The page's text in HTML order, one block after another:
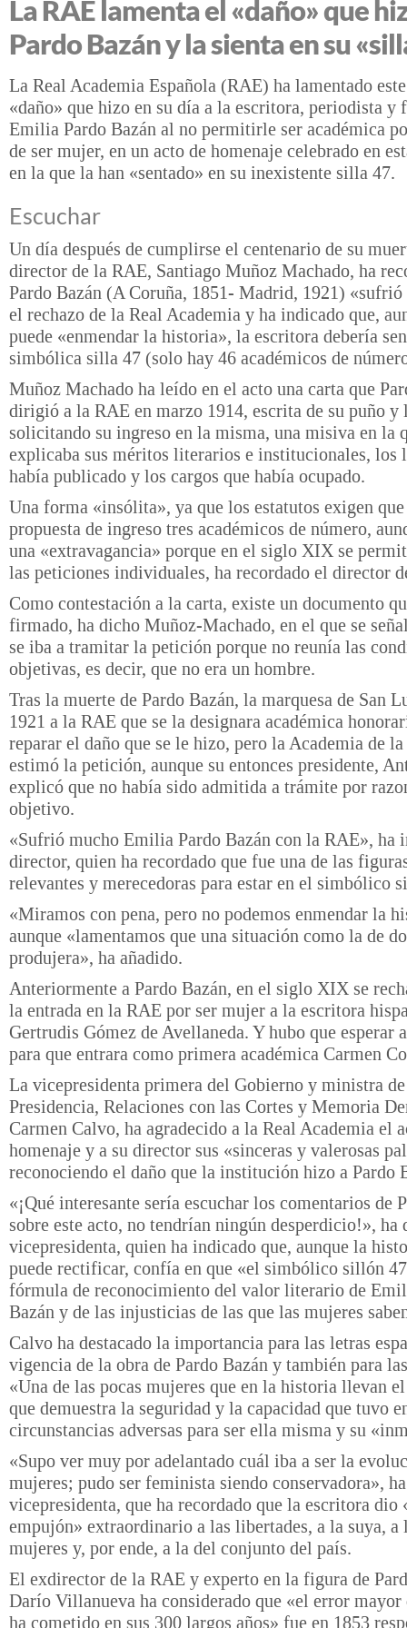
La RAE lamenta el «daño» que
Pardo Bazán y la sienta en su
La Real Academia Española (RAE) ha lamentado
«daño» que hizo en su día a la escritora, periodista y
Emilia Pardo Bazán al no permitirle ser académica
de ser mujer, en un acto de homenaje celebrado en
en la que la han «sentado» en su inexistente silla 47.
Escuchar
Un día después de cumplirse el centenario de su
director de la RAE, Santiago Muñoz Machado, ha
Pardo Bazán (A Coruña, 1851- Madrid, 1921)
el rechazo de la Real Academia y ha indicado que,
puede «enmendar la historia», la escritora debería
simbólica silla 47 (solo hay 46 académicos de
Muñoz Machado ha leído en el acto una carta que
dirigió a la RAE en marzo 1914, escrita de su puño y
solicitando su ingreso en la misma, una misiva en la
explicaba sus méritos literarios e institucionales, los
había publicado y los cargos que había ocupado.
Una forma «insólita», ya que los estatutos exigen
propuesta de ingreso tres académicos de número,
una «extravagancia» porque en el siglo XIX se
las peticiones individuales, ha recordado el director
Como contestación a la carta, existe un documento
firmado, ha dicho Muñoz-Machado, en el que se
se iba a tramitar la petición porque no reunía las
objetivas, es decir, que no era un hombre.
Tras la muerte de Pardo Bazán, la marquesa de San
1921 a la RAE que se la designara académica
reparar el daño que se le hizo, pero la Academia de
estimó la petición, aunque su entonces presidente,
explicó que no había sido admitida a trámite por
objetivo.
«Sufrió mucho Emilia Pardo Bazán con la RAE», ha
director, quien ha recordado que fue una de las
relevantes y merecedoras para estar en el simbólico
«Miramos con pena, pero no podemos enmendar la
aunque «lamentamos que una situación como la de
produjera», ha añadido.
Anteriormente a Pardo Bazán, en el siglo XIX se
la entrada en la RAE por ser mujer a la escritora
Gertrudis Gómez de Avellaneda. Y hubo que esperar
para que entrara como primera académica Carmen
La vicepresidenta primera del Gobierno y ministra
Presidencia, Relaciones con las Cortes y Memoria
Carmen Calvo, ha agradecido a la Real Academia el
homenaje y a su director sus «sinceras y valerosas
reconociendo el daño que la institución hizo a Pardo
«¡Qué interesante sería escuchar los comentarios de
sobre este acto, no tendrían ningún desperdicio!», ha
vicepresidenta, quien ha indicado que, aunque la
puede rectificar, confía en que «el simbólico sillón 47
fórmula de reconocimiento del valor literario de
Bazán y de las injusticias de las que las mujeres
Calvo ha destacado la importancia para las letras
vigencia de la obra de Pardo Bazán y también para
«Una de las pocas mujeres que en la historia llevan
que demuestra la seguridad y la capacidad que tuvo
circunstancias adversas para ser ella misma y su
«Supo ver muy por adelantado cuál iba a ser la
mujeres; pudo ser feminista siendo conservadora»,
vicepresidenta, que ha recordado que la escritora dio
empujón» extraordinario a las libertades, a la suya, a
mujeres y, por ende, a la del conjunto del país.
El exdirector de la RAE y experto en la figura de
Darío Villanueva ha considerado que «el error mayor
ha cometido en sus 300 largos años» fue en 1853